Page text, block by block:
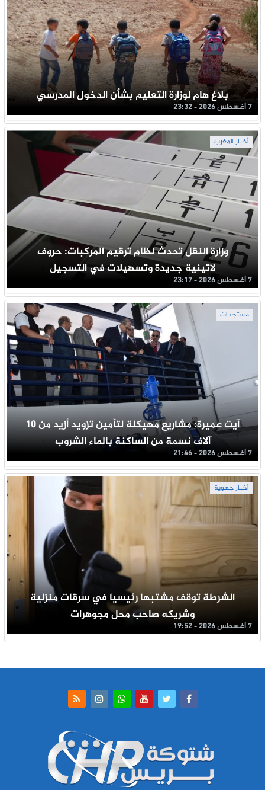
بلاغ هام لوزارة التعليم بشأن الدخول المدرسي
7 أغسطس 2026 - 23:32
أخبار المغرب
وزارة النقل تحدث نظام ترقيم المركبات: حروف
لاتينية جديدة وتسهيلات في التسجيل
7 أغسطس 2026 - 23:17
مستجدات
آيت عميرة: مشاريع مهيكلة لتأمين تزويد أزيد من 10
آلاف نسمة من الساكنة بالماء الشروب
7 أغسطس 2026 - 21:46
أخبار جهوية
الشرطة توقف مشتبها رئيسيا في سرقات منزلية
وشريكه صاحب محل مجوهرات
7 أغسطس 2026 - 19:52